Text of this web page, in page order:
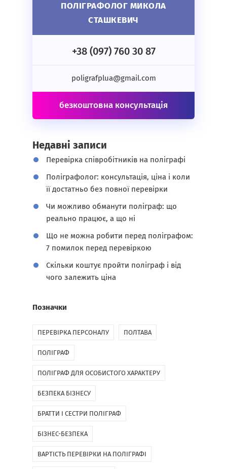
ПОЛІГРАФОЛОГ МИКОЛА
СТАШКЕВИЧ
+38 (097) 760 30 87
poligrafplua@gmail.com
безкоштовна консультація
Недавні записи
Перевірка співробітників на поліграфі
Поліграфолог: консультація, ціна і коли
її достатньо без повної перевірки
Чи можливо обманути поліграф: що
реально працює, а що ні
Що не можна робити перед поліграфом:
7 помилок перед перевіркою
Скільки коштує пройти поліграф і від
чого залежить ціна
Позначки
ПЕРЕВІРКА ПЕРСОНАЛУ ПОЛТАВА
ПОЛІГРАФ
ПОЛІГРАФ ДЛЯ ОСОБИСТОГО ХАРАКТЕРУ
БЕЗПЕКА БІЗНЕСУ
БРАТТИ І СЕСТРИ ПОЛІГРАФ
БІЗНЕС-БЕЗПЕКА
ВАРТІСТЬ ПЕРЕВІРКИ НА ПОЛІГРАФІ